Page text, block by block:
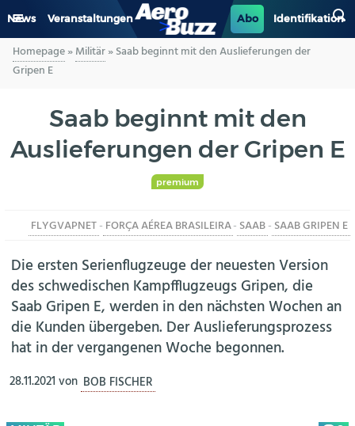
News Veranstaltungen Abo Identifikation
GENERAL AVIATION
LUFTVERKEHR
INDUSTRIE
HELIKOPTER
BERUFE
AERO-KULTUR
Homepage»Militär»Saab beginnt mit den Auslieferungen der
Gripen E
Saab beginnt mit den
Auslieferungen der Gripen E
premium
FLYGVAPNET- FORÇA AÉREA BRASILEIRA- SAAB- SAAB GRIPEN E
Die ersten Serienflugzeuge der neuesten Version
des schwedischen Kampfflugzeugs Gripen, die
Saab Gripen E, werden in den nächsten Wochen an
die Kunden übergeben. Der Auslieferungsprozess
hat in der vergangenen Woche begonnen.
28.11.2021 von BOB FISCHER